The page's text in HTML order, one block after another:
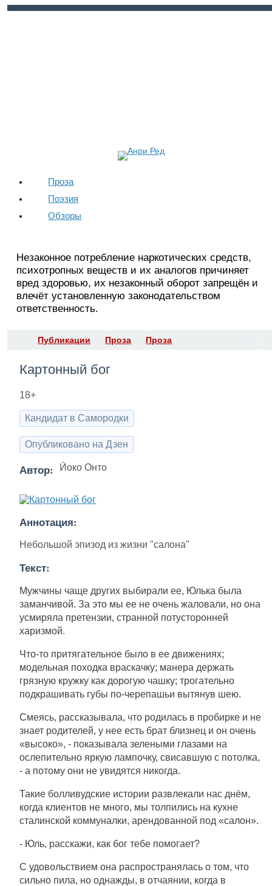
Проза
Поэзия
Обзоры
Незаконное потребление наркотических средств,
психотропных веществ и их аналогов причиняет
вред здоровью, их незаконный оборот запрещён и
влечёт установленную законодательством
ответственность.
Публикации Проза Проза
Картонный бог
18+
Кандидат в Самородки
Опубликовано на Дзен
Автор: Йоко Онто
Аннотация:
Небольшой эпизод из жизни "салона"
Текст:
Мужчины чаще других выбирали ее, Юлька была
заманчивой. За это мы ее не очень жаловали, но она
усмиряла претензии, странной потусторонней
харизмой.
Что-то притягательное было в ее движениях;
модельная походка враскачку; манера держать
грязную кружку как дорогую чашку; трогательно
подкрашивать губы по-черепашьи вытянув шею.
Смеясь, рассказывала, что родилась в пробирке и не
знает родителей, у нее есть брат близнец и он очень
«высоко», - показывала зелеными глазами на
ослепительно яркую лампочку, свисавшую с потолка,
- а потому они не увидятся никогда.
Такие болливудские истории развлекали нас днём,
когда клиентов не много, мы толпились на кухне
сталинской коммуналки, арендованной под «салон».
- Юль, расскажи, как бог тебе помогает?
С удовольствием она распространялась о том, что
сильно пила, но однажды, в отчаянии, когда в